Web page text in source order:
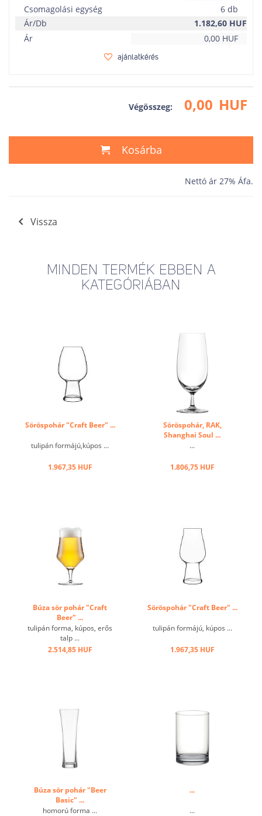
Csomagolási egység
6 db
Ár/Db
1.182,60 HUF
Ár
0,00 HUF
ajánlatkérés
Végösszeg: 0,00 HUF
Kosárba
Nettó ár 27% Áfa.
Vissza
MINDEN TERMÉK EBBEN A
KATEGÓRIÁBAN
Söröspohár "Craft Beer" ...
tulipán formájú,kúpos ...
1.967,35 HUF
Söröspohár, RAK,
Shanghai Soul ...
...
1.806,75 HUF
Búza sör pohár "Craft
Beer" ...
tulipán forma, kúpos, erős
talp ...
2.514,85 HUF
Söröspohár "Craft Beer" ...
tulipán formájú, kúpos ...
1.967,35 HUF
Búza sör pohár "Beer
Basic" ...
homorú forma ...
...
...